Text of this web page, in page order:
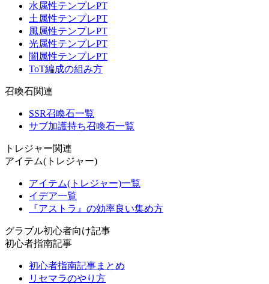
水属性テンプレPT
土属性テンプレPT
風属性テンプレPT
光属性テンプレPT
闇属性テンプレPT
ToT編成の組み方
召喚石関連
SSR召喚石一覧
サブ加護持ち召喚石一覧
トレジャー関連
アイテム(トレジャー)
アイテム(トレジャー)一覧
イデア一覧
『アストラ』の効率良い集め方
グラブル初心者向け記事
初心者指南記事
初心者指南記事まとめ
リセマラのやり方